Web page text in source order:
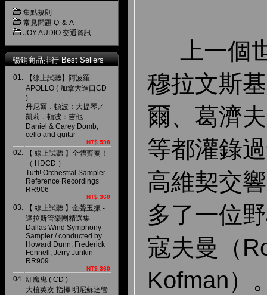
集點規則
常見問題 Q ＆ A
JOY AUDIO 交通資訊
暢銷商品排行 Best Sellers
01.
【線上試聽】阿波羅
APOLLO ( 加拿大進口CD
)
丹尼爾．頓波：大提琴／
凱莉．頓波：吉他
Daniel & Carey Domb,
cello and guitar
NT$ 598
02.
【 線上試聽 】全體齊奏！
（ HDCD ）
Tutti! Orchestral Sampler
Reference Recordings
RR906
NT$ 360
03.
【 線上試聽 】金聲玉振 -
達拉斯管樂團精選集
Dallas Wind Symphony
Sampler / conducted by
Howard Dunn, Frederick
Fennell, Jerry Junkin
RR909
NT$ 360
04. 紅魔鬼 ( CD )
大植英次 指揮 明尼蘇達管
上一個
穆拉文斯
爾、葛濟
等都灌錄
高維契交
多了一位
寇夫曼（
Kofman）